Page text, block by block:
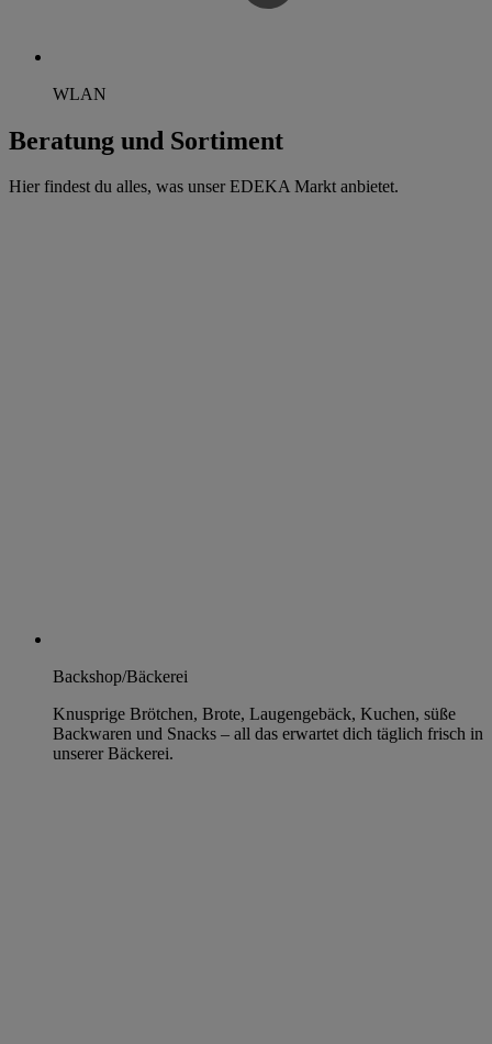
WLAN
Beratung und Sortiment
Hier findest du alles, was unser EDEKA Markt anbietet.
Backshop/Bäckerei
Knusprige Brötchen, Brote, Laugengebäck, Kuchen, süße
Backwaren und Snacks – all das erwartet dich täglich frisch in
unserer Bäckerei.